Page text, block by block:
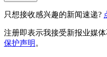
只想接收感兴趣的新闻速递?
注册即表示我接受新报业媒
保护声明 。